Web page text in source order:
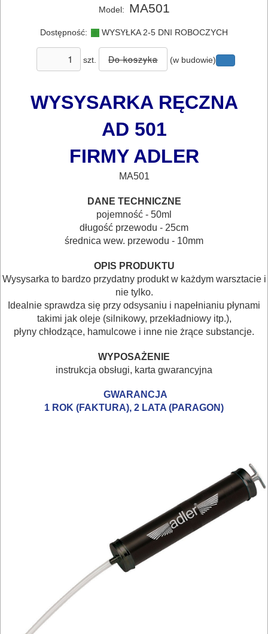
ELEKTRONARZĘDZIA
SIECIOWE
AKUMULATOROWE
ELEKTRONARZĘDZI
MAGAZYNOWANIE
TRANSPORTOWANIE
POMIAROWE
NARZĘDZIA
BUDOWLANE
ELEKTRY..
GLAZURNICZE
DREWNA
OBRÓBKA
Model: MA501
Dostępność: WYSYŁKA 2-5 DNI ROBOCZYCH
szt. (w budowie)
WYSYSARKA RĘCZNA
AD 501
FIRMY ADLER
MA501
DANE TECHNICZNE
pojemność - 50ml
długość przewodu - 25cm
średnica wew. przewodu - 10mm
OPIS PRODUKTU
Wysysarka to bardzo przydatny produkt w każdym warsztacie i
nie tylko.
Idealnie sprawdza się przy odsysaniu i napełnianiu płynami
takimi jak oleje (silnikowy, przekładniowy itp.),
płyny chłodzące, hamulcowe i inne nie żrące substancje.
WYPOSAŻENIE
instrukcja obsługi, karta gwarancyjna
GWARANCJA
1 ROK (FAKTURA), 2 LATA (PARAGON)